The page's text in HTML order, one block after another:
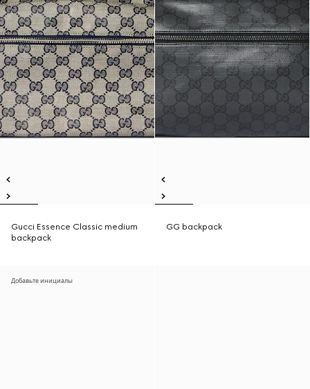
Gucci Essence Classic medium
backpack
GG backpack
Добавьте инициалы